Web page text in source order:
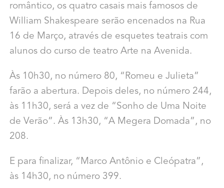
romântico, os quatro casais mais famosos de
William Shakespeare serão encenados na Rua
16 de Março, através de esquetes teatrais com
alunos do curso de teatro Arte na Avenida.
Às 10h30, no número 80, “Romeu e Julieta”
farão a abertura. Depois deles, no número 244,
às 11h30, será a vez de “Sonho de Uma Noite
de Verão”. Às 13h30, “A Megera Domada”, no
208.
E para finalizar, “Marco Antônio e Cleópatra”,
às 14h30, no número 399.